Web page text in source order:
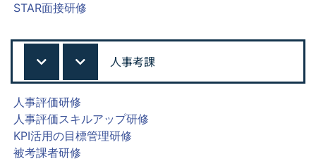
STAR面接研修
人事考課
人事評価研修
人事評価スキルアップ研修
KPI活用の目標管理研修
被考課者研修